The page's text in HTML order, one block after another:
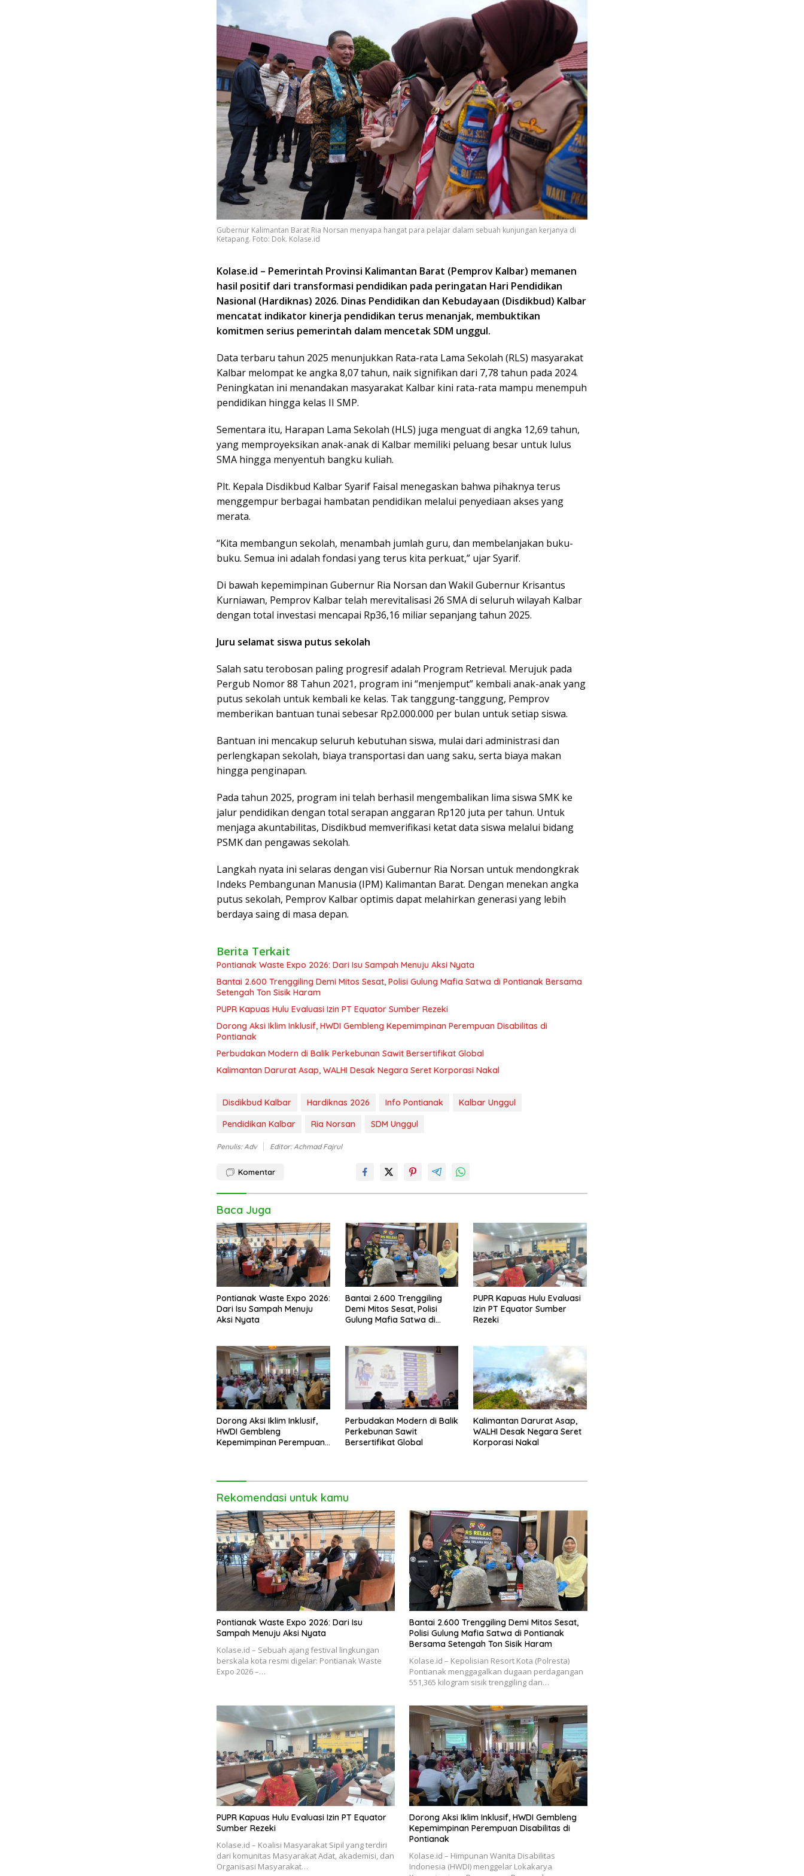
Gubernur Kalimantan Barat Ria Norsan menyapa hangat para pelajar dalam sebuah kunjungan kerjanya di
Ketapang. Foto: Dok. Kolase.id
Kolase.id – Pemerintah Provinsi Kalimantan Barat (Pemprov Kalbar) memanen
hasil positif dari transformasi pendidikan pada peringatan Hari Pendidikan
Nasional (Hardiknas) 2026. Dinas Pendidikan dan Kebudayaan (Disdikbud) Kalbar
mencatat indikator kinerja pendidikan terus menanjak, membuktikan
komitmen serius pemerintah dalam mencetak SDM unggul.
Data terbaru tahun 2025 menunjukkan Rata-rata Lama Sekolah (RLS) masyarakat
Kalbar melompat ke angka 8,07 tahun, naik signifikan dari 7,78 tahun pada 2024.
Peningkatan ini menandakan masyarakat Kalbar kini rata-rata mampu menempuh
pendidikan hingga kelas II SMP.
Sementara itu, Harapan Lama Sekolah (HLS) juga menguat di angka 12,69 tahun,
yang memproyeksikan anak-anak di Kalbar memiliki peluang besar untuk lulus
SMA hingga menyentuh bangku kuliah.
Plt. Kepala Disdikbud Kalbar Syarif Faisal menegaskan bahwa pihaknya terus
menggempur berbagai hambatan pendidikan melalui penyediaan akses yang
merata.
“Kita membangun sekolah, menambah jumlah guru, dan membelanjakan buku-
buku. Semua ini adalah fondasi yang terus kita perkuat,” ujar Syarif.
Di bawah kepemimpinan Gubernur Ria Norsan dan Wakil Gubernur Krisantus
Kurniawan, Pemprov Kalbar telah merevitalisasi 26 SMA di seluruh wilayah Kalbar
dengan total investasi mencapai Rp36,16 miliar sepanjang tahun 2025.
Juru selamat siswa putus sekolah
Salah satu terobosan paling progresif adalah Program Retrieval. Merujuk pada
Pergub Nomor 88 Tahun 2021, program ini “menjemput” kembali anak-anak yang
putus sekolah untuk kembali ke kelas. Tak tanggung-tanggung, Pemprov
memberikan bantuan tunai sebesar Rp2.000.000 per bulan untuk setiap siswa.
Bantuan ini mencakup seluruh kebutuhan siswa, mulai dari administrasi dan
perlengkapan sekolah, biaya transportasi dan uang saku, serta biaya makan
hingga penginapan.
Pada tahun 2025, program ini telah berhasil mengembalikan lima siswa SMK ke
jalur pendidikan dengan total serapan anggaran Rp120 juta per tahun. Untuk
menjaga akuntabilitas, Disdikbud memverifikasi ketat data siswa melalui bidang
PSMK dan pengawas sekolah.
Langkah nyata ini selaras dengan visi Gubernur Ria Norsan untuk mendongkrak
Indeks Pembangunan Manusia (IPM) Kalimantan Barat. Dengan menekan angka
putus sekolah, Pemprov Kalbar optimis dapat melahirkan generasi yang lebih
berdaya saing di masa depan.
Berita Terkait
Pontianak Waste Expo 2026: Dari Isu Sampah Menuju Aksi Nyata
Bantai 2.600 Trenggiling Demi Mitos Sesat, Polisi Gulung Mafia Satwa di Pontianak Bersama
Setengah Ton Sisik Haram
PUPR Kapuas Hulu Evaluasi Izin PT Equator Sumber Rezeki
Dorong Aksi Iklim Inklusif, HWDI Gembleng Kepemimpinan Perempuan Disabilitas di
Pontianak
Perbudakan Modern di Balik Perkebunan Sawit Bersertifikat Global
Kalimantan Darurat Asap, WALHI Desak Negara Seret Korporasi Nakal
Disdikbud Kalbar Hardiknas 2026 Info Pontianak
Kalbar Unggul
Pendidikan Kalbar
Ria Norsan SDM Unggul
Penulis: Adv Editor: Achmad Fajrul
Komentar
Baca Juga
Pontianak Waste Expo 2026:
Dari Isu Sampah Menuju
Aksi Nyata
Bantai 2.600 Trenggiling
Demi Mitos Sesat, Polisi
Gulung Mafia Satwa di
PUPR Kapuas Hulu Evaluasi
Izin PT Equator Sumber
Rezeki
Dorong Aksi Iklim Inklusif,
HWDI Gembleng
Kepemimpinan Perempuan
Perbudakan Modern di Balik
Perkebunan Sawit
Bersertifikat Global
Kalimantan Darurat Asap,
WALHI Desak Negara Seret
Korporasi Nakal
Rekomendasi untuk kamu
Pontianak Waste Expo 2026: Dari Isu
Sampah Menuju Aksi Nyata
Kolase.id – Sebuah ajang festival lingkungan
berskala kota resmi digelar: Pontianak Waste
Expo 2026 –…
Bantai 2.600 Trenggiling Demi Mitos Sesat,
Polisi Gulung Mafia Satwa di Pontianak
Bersama Setengah Ton Sisik Haram
Kolase.id – Kepolisian Resort Kota (Polresta)
Pontianak menggagalkan dugaan perdagangan
551,365 kilogram sisik trenggiling dan…
PUPR Kapuas Hulu Evaluasi Izin PT Equator
Sumber Rezeki
Kolase.id – Koalisi Masyarakat Sipil yang terdiri
dari komunitas Masyarakat Adat, akademisi, dan
Organisasi Masyarakat…
Dorong Aksi Iklim Inklusif, HWDI Gembleng
Kepemimpinan Perempuan Disabilitas di
Pontianak
Kolase.id – Himpunan Wanita Disabilitas
Indonesia (HWDI) menggelar Lokakarya